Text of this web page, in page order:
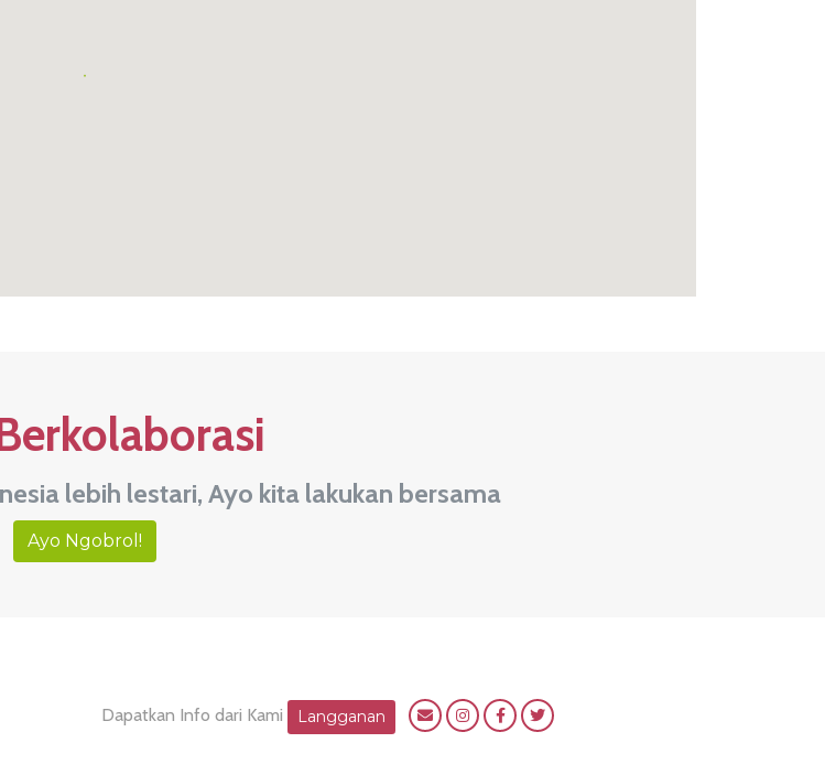
lebih lestari, Ayo kita lakukan bersama
Ayo Ngobrol!
Dapatkan Info dari Kami Langganan